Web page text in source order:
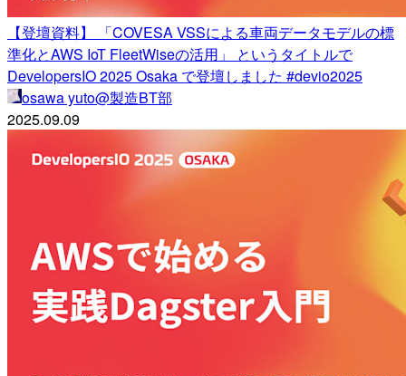
【登壇資料】 「COVESA VSSによる車両データモデルの標
準化とAWS IoT FleetWiseの活用」 というタイトルで
DevelopersIO 2025 Osaka で登壇しました #devio2025
osawa yuto@製造BT部
2025.09.09